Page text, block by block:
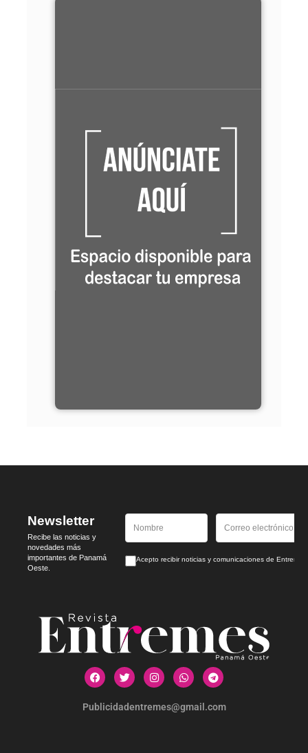
Newsletter
Recibe las noticias y
novedades más
importantes de Panamá
Oeste.
Acepto recibir noticias y comunicaciones de
Publicidadentremes@gmail.com